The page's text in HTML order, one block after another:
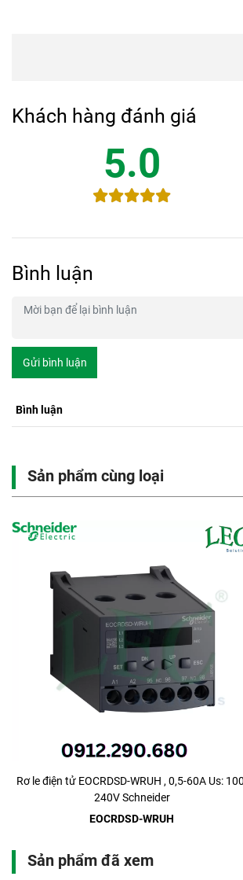
Khách hàng đánh giá
5.0
Bình luận
Gửi bình luận
Bình luận
Sản phẩm cùng loại
Rơ le điện tử EOCRDSD-WRUH , 0,5-60A Us:
240V Schneider
EOCRDSD-WRUH
Sản phẩm đã xem